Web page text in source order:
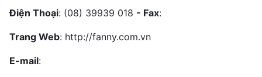
Điện Thoại: (08) 39939 018 - Fax:
Trang Web: http://fanny.com.vn
E-mail: